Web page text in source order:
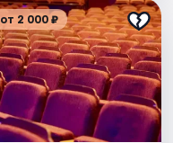
от 2 000 ₽